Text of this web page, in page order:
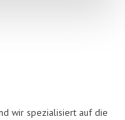
wir spezialisiert auf die